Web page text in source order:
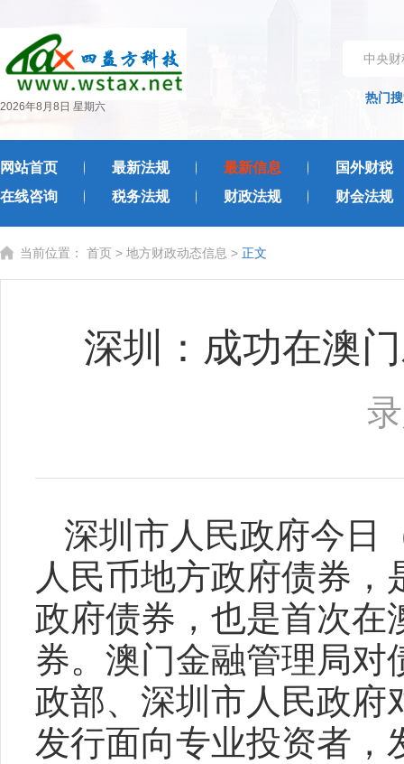
2026年8月8日 星期六
中央
热门
网站首页 最新法规 最新信息
国外财税
在线咨询
税务法规 财政法规 财会法规
当前位置： 首页 > 地方财政动态信息 > 正文
深圳：成功在澳
深圳市人民政府今日
人民币地方政府债券
政府债券，也是首次在
券。澳门金融管理局对
政部、深圳市人民政府
发行面向专业投资者，